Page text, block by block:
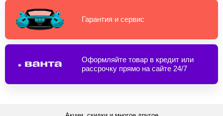
Гарантия и сервис
Оформляйте товар в кредит или
рассрочку прямо на сайте 24/7